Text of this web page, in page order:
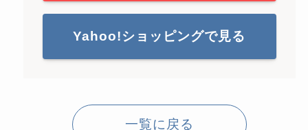
Yahoo!ショッピングで見る
一覧に戻る